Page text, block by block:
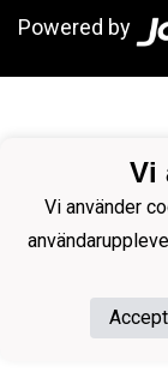
Powered by
Vi
Vi använder